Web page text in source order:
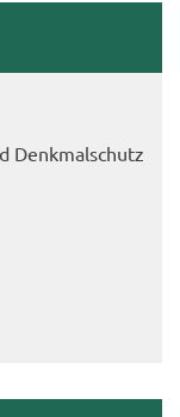
Denk­mal­schutz